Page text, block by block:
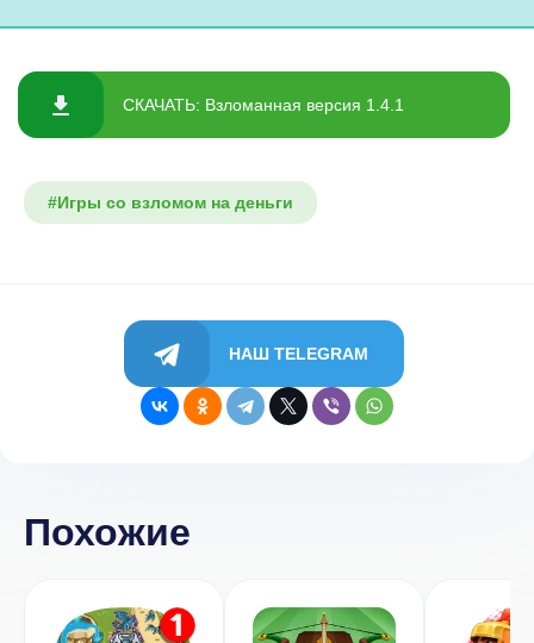
СКАЧАТЬ: Взломанная версия 1.4.1
#Игры со взломом на деньги
НАШ TELEGRAM
Похожие